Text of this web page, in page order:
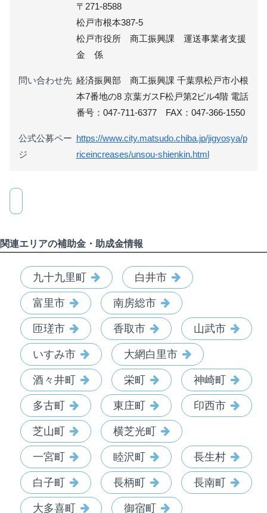
〒271-8588
松戸市根本387-5
松戸市役所 商工振興課 運送事業者支援
金 係
問い合わせ先 経済振興部 商工振興課 千葉県松戸市小根
本7番地の8 京葉ガスF松戸第2ビル4階 電話
番号：047-711-6377 FAX：047-366-1550
公式公募ペー
ジ
https://www.city.matsudo.chiba.jp/jigyosya/p
riceincreases/unsou-shienkin.html
関連エリアの補助金・助成金情報
九十九里町 白井市
富里市 南房総市
匝瑳市 香取市 山武市
いすみ市 大網白里市
酒々井町 栄町 神崎町
多古町 東庄町 印西市
芝山町 横芝光町
一宮町 睦沢町 長生村
白子町 長柄町 長南町
大多喜町 御宿町